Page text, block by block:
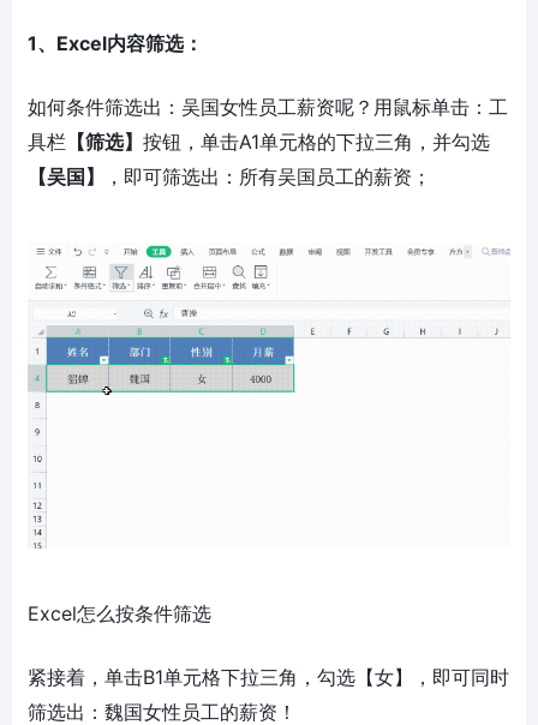
1、Excel内容筛选：
如何条件筛选出：吴国女性员工薪资呢？用鼠标单击：工
具栏 【筛选】 按钮，单击A1单元格的下拉三角，并勾选
【吴国】
，即可筛选出：所有吴国员工的薪资；
Excel怎么按条件筛选
紧接着，单击B1单元格下拉三角，勾选【女】，即可同时
筛选出：魏国女性员工的薪资！